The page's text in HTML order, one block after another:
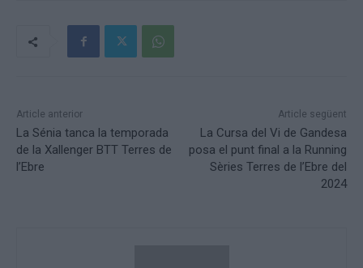
Article anterior
La Sénia tanca la temporada
de la Xallenger BTT Terres de
l’Ebre
Article següent
La Cursa del Vi de Gandesa
posa el punt final a la Running
Sèries Terres de l’Ebre del
2024